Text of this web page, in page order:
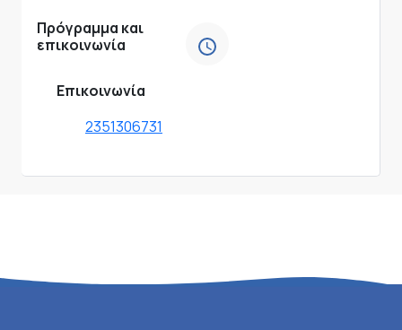
Πρόγραμμα και
επικοινωνία
Επικοινωνία
2351306731